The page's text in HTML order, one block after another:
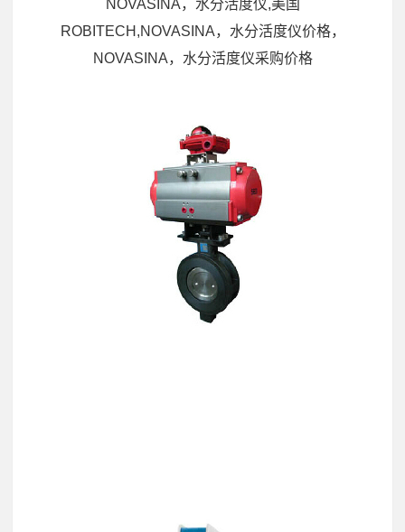
NOVASINA，水分活度仪,美国
ROBITECH,NOVASINA，水分活度仪价格，
NOVASINA，水分活度仪采购价格